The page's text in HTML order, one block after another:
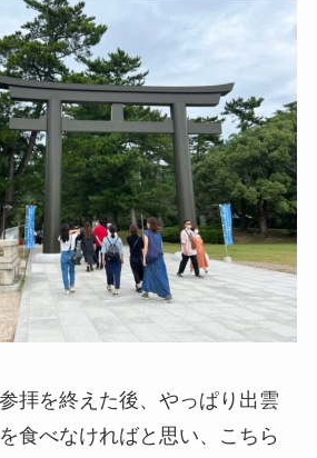
拝を終えた後、やっぱり出雲
食べなければと思い、こちら